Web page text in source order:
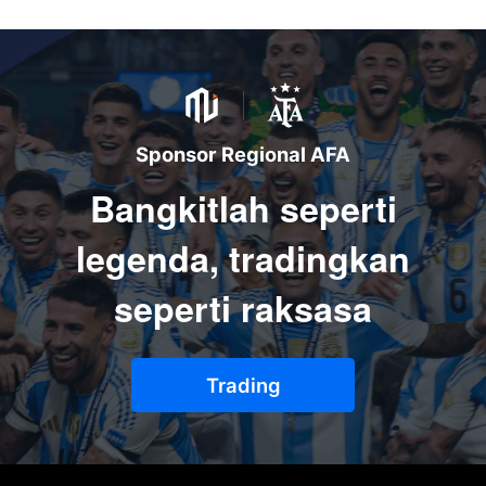
Sponsor Regional AFA
Bangkitlah seperti
legenda, tradingkan
seperti raksasa
Trading